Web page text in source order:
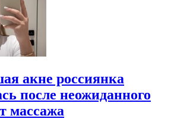
акне россиянка
после неожиданного
массажа